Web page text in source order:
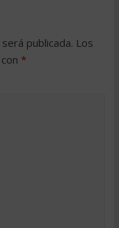
publicada. Los
*